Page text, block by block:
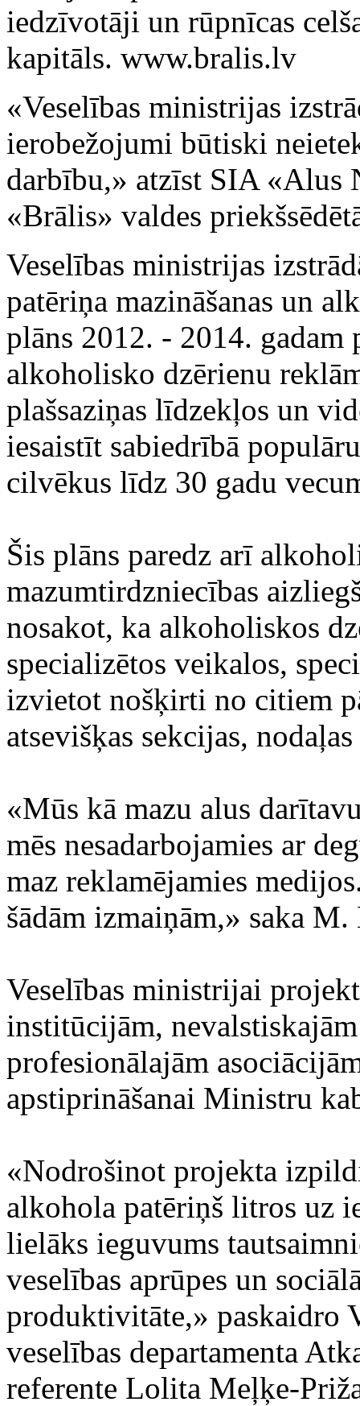
iedzīvotāji un rūpnīcas
kapitāls. www.bralis.lv
«Veselības ministrijas
ierobežojumi būtiski
darbību,» atzīst SIA «Alus
«Brālis» valdes
Veselības ministrijas
patēriņa mazināšanas un
plāns 2012. - 2014.
alkoholisko dzērienu
plašsaziņas līdzekļos un
iesaistīt sabiedrībā
cilvēkus līdz 30 gadu
Šis plāns paredz arī
mazumtirdzniecības
nosakot, ka alkoholiskos
specializētos veikalos,
izvietot nošķirti no citiem
atsevišķas sekcijas,
«Mūs kā mazu alus
mēs nesadarbojamies ar
maz reklamējamies
šādām izmaiņām,» saka M.
Veselības ministrijai
institūcijām,
profesionālajām
apstiprināšanai Ministru
«Nodrošinot projekta
alkohola patēriņš litros uz
lielāks ieguvums
veselības aprūpes un
produktivitāte,» paskaidro
veselības departamenta
referente Lolita Meļķe-